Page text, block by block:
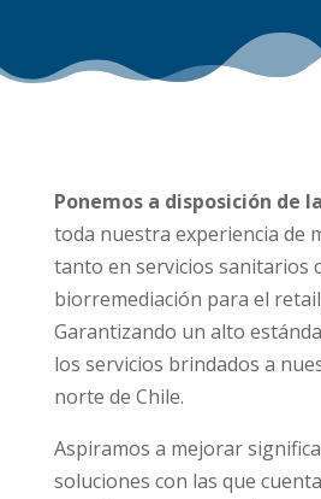
Ponemos a disposición de
toda nuestra experiencia de
tanto en servicios sanitarios
biorremediación para el
Garantizando un alto
los servicios brindados a
norte de Chile.
Aspiramos a mejorar
soluciones con las que